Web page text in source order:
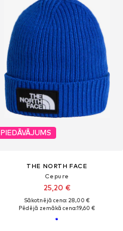
PIEDĀVĀJUMS
THE NORTH FACE
Cepure
25,20 €
Sākotnējā cena: 28,00 €
Pēdējā zemākā cena:19,60 €